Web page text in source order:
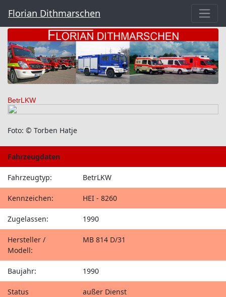
Florian Dithmarschen
BetrLKW
Foto: © Torben Hatje
Fahrzeugdaten
Fahrzeugtyp: BetrLKW
Kennzeichen: HEI - 8260
Zugelassen: 1990
Hersteller /
Modell:
MB 814 D/31
Baujahr: 1990
Status außer Dienst